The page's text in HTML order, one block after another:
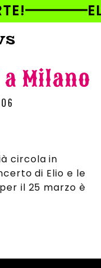
a Milano
circola in
di Elio e le
il 25 marzo è